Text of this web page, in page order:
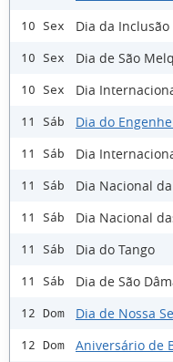
10 Sex Dia da Inclusão
10 Sex Dia de São
10 Sex Dia
11 Sáb Dia do
11 Sáb Dia
11 Sáb Dia Nacional
11 Sáb Dia Nacional
11 Sáb Dia do Tango
11 Sáb Dia de São
12 Dom Dia de Nossa
12 Dom Aniversário de